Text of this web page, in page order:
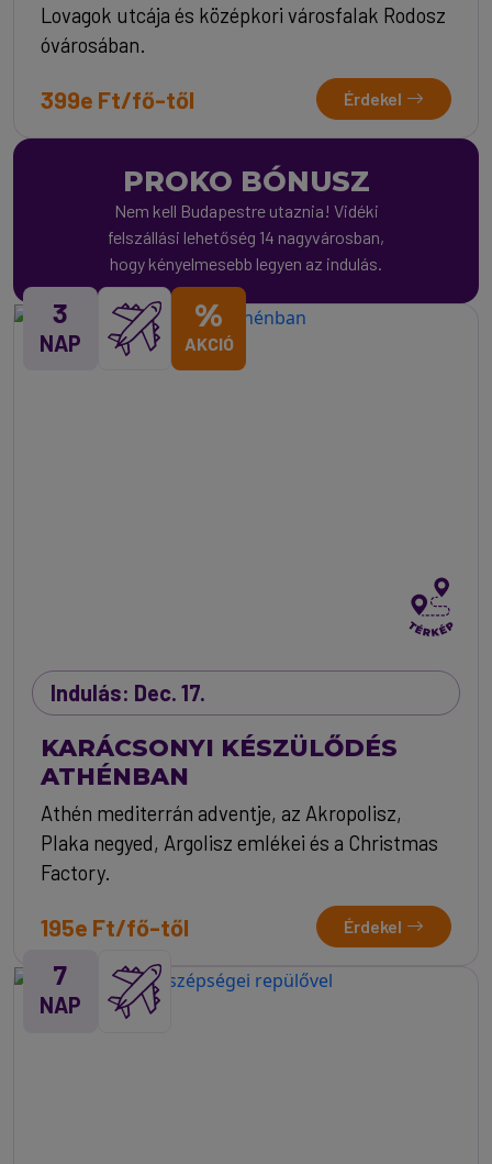
Lovagok utcája és középkori városfalak Rodosz
óvárosában.
399e Ft/fő-től Érdekel
PROKO BÓNUSZ
Nem kell Budapestre utaznia! Vidéki
felszállási lehetőség 14 nagyvárosban,
hogy kényelmesebb legyen az indulás.
3
NAP
%
AKCIÓ
Indulás: Dec. 17.
KARÁCSONYI KÉSZÜLŐDÉS
ATHÉNBAN
Athén mediterrán adventje, az Akropolisz,
Plaka negyed, Argolisz emlékei és a Christmas
Factory.
195e Ft/fő-től Érdekel
7
NAP